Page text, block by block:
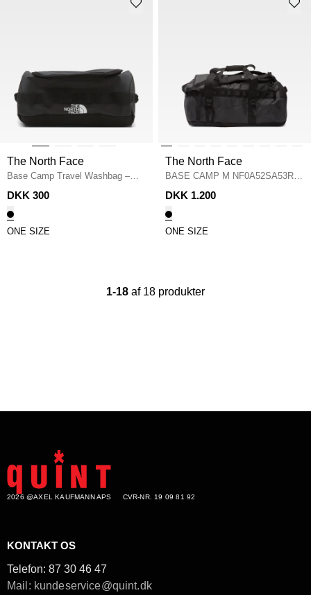
The North Face
Base Camp Travel Washbag –
Small / BLACK
DKK 300
ONE SIZE
The North Face
BASE CAMP M NF0A52SA53R1
BAGS / BLACK
DKK 1.200
ONE SIZE
1-18 af 18 produkter
2026 @AXEL KAUFMANN APS CVR-NR. 19 09 81 92
KONTAKT OS
Telefon: 87 30 46 47
Mail: kundeservice@quint.dk